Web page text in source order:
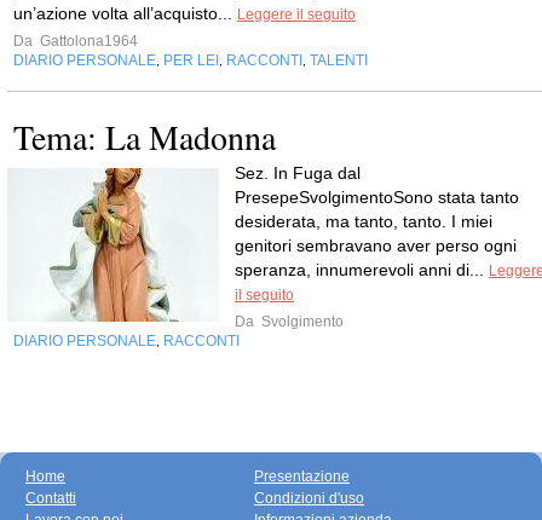
un’azione volta all’acquisto...
Leggere il seguito
Da Gattolona1964
DIARIO PERSONALE PER LEI RACCONTI TALENTI
Tema: La Madonna
Sez. In Fuga dal
PresepeSvolgimentoSono stata tanto
desiderata, ma tanto, tanto. I miei
genitori sembravano aver perso ogni
speranza, innumerevoli anni di...
il seguito
Da Svolgimento
DIARIO PERSONALE RACCONTI
Home
Contatti
Presentazione
Condizioni d'uso